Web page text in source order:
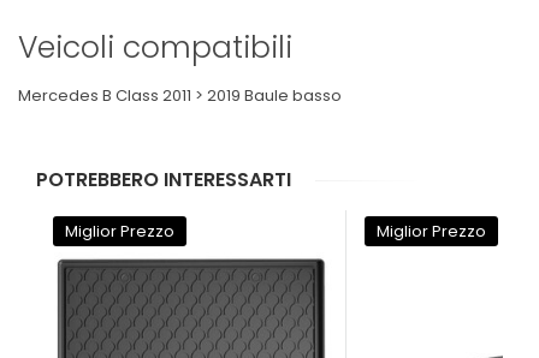
Veicoli compatibili
Mercedes B Class 2011 > 2019 Baule basso
POTREBBERO INTERESSARTI
Miglior Prezzo Miglior Prezzo